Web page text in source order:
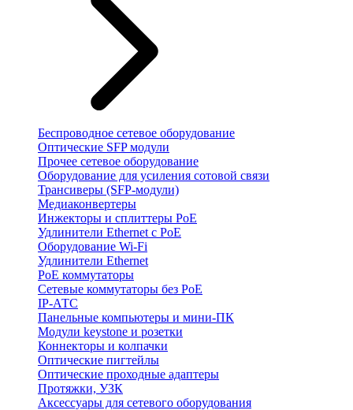
Беспроводное сетевое оборудование
Оптические SFP модули
Прочее сетевое оборудование
Оборудование для усиления сотовой связи
Трансиверы (SFP-модули)
Медиаконвертеры
Инжекторы и сплиттеры PoE
Удлинители Ethernet с PoE
Оборудование Wi-Fi
Удлинители Ethernet
PoE коммутаторы
Сетевые коммутаторы без PoE
IP-АТС
Панельные компьютеры и мини-ПК
Модули keystone и розетки
Коннекторы и колпачки
Оптические пигтейлы
Оптические проходные адаптеры
Протяжки, УЗК
Аксессуары для сетевого оборудования